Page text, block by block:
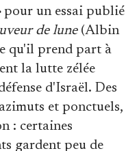
pour un essai publié
de lune(Albin
qu'il prend part à
la lutte zélée
d'Israël. Des
et ponctuels,
: certaines
gardent peu de